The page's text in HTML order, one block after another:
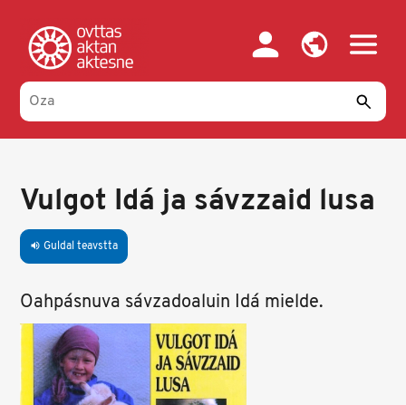
main
content
Vulgot Idá ja sávzzaid lusa
volume_up Guldal teavstta
Oahpásnuva sávzadoaluin Idá mielde.